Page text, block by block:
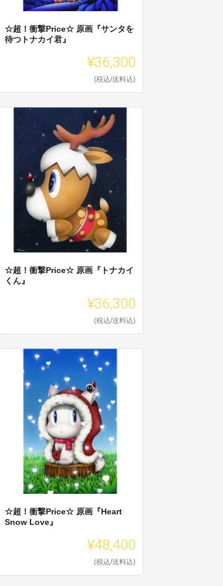
☆超！衝撃Price☆ 原画『サンタを
待つトナカイ君』
¥36,300
(税込/送料込)
☆超！衝撃Price☆ 原画『トナカイ
くん』
¥36,300
(税込/送料込)
☆超！衝撃Price☆ 原画『Heart
Snow Love』
¥48,400
(税込/送料込)